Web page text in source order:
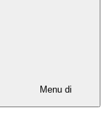
Menu di